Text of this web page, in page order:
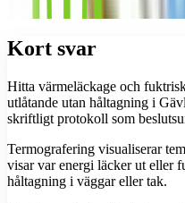
Kort svar
Hitta värmeläckage och
utlåtande utan håltagning i
skriftligt protokoll som
Termografering visualiserar
visar var energi läcker ut eller
håltagning i väggar eller tak.